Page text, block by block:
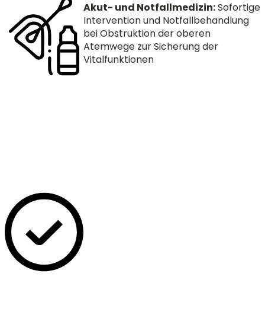
Akut- und Notfallmedizin:Sofortige
Intervention und Notfallbehandlung
bei Obstruktion der oberen
Atemwege zur Sicherung der
Vitalfunktionen